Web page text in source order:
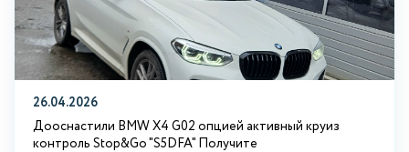
26.04.2026
Дооснастили BMW X4 G02 опцией активный круиз
контроль Stop&Go "S5DFA" Получите